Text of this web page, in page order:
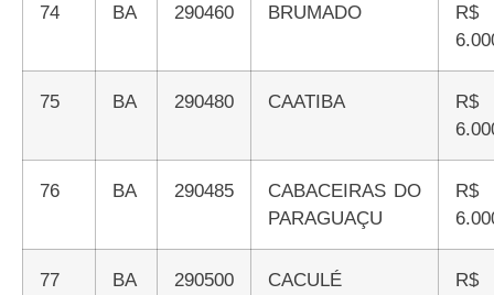
74 BA 290460 BRUMADO
R$
75 BA 290480 CAATIBA
R$
76 BA 290485
CABACEIRAS DO
PARAGUAÇU
R$
77 BA 290500 CACULÉ
R$